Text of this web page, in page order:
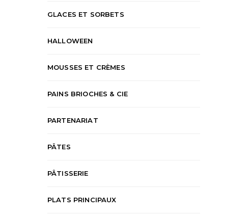
GLACES ET SORBETS
HALLOWEEN
MOUSSES ET CRÈMES
PAINS BRIOCHES & CIE
PARTENARIAT
PÂTES
PÂTISSERIE
PLATS PRINCIPAUX